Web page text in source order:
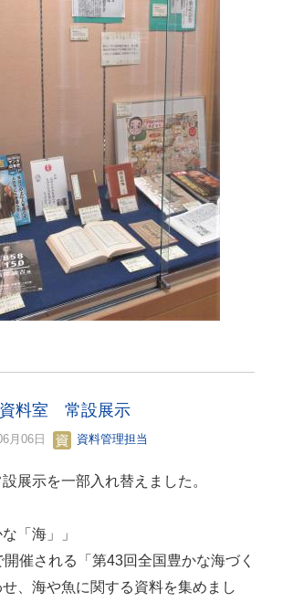
資料室 常設展示
月06日 資料管理担当
展示を一部入れ替えました。
「海」」
催される「第43回全国豊かな海づく
、海や魚に関する資料を集めまし